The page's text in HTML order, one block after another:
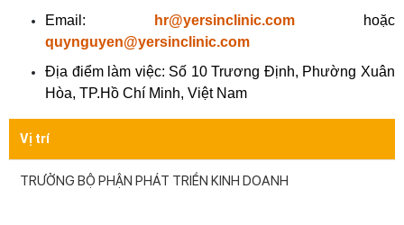
Email:
hr@yersinclinic.com hoặc
quynguyen@yersinclinic.com
Địa điểm làm việc: Số 10 Trương Định, Phường Xuân
Hòa, TP.Hồ Chí Minh, Việt Nam
Vị trí
TRƯỞNG BỘ PHẬN PHÁT TRIỂN KINH DOANH